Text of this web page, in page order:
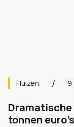
Huizen 9
tonnen